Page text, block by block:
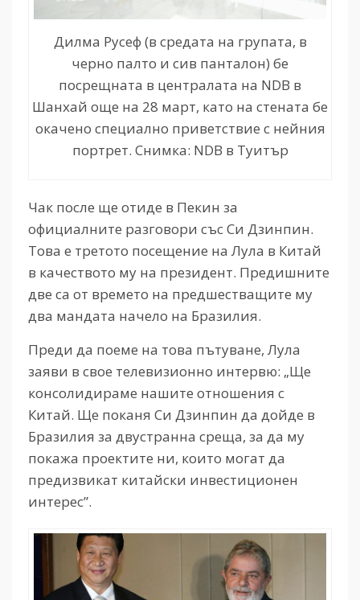
Дилма Русеф (в средата на групата, в
черно палто и сив панталон) бе
посрещната в централата на NDB в
Шанхай още на 28 март, като на стената бе
окачено специално приветствие с нейния
портрет. Снимка: NDB в Туитър
Чак после ще отиде в Пекин за
официалните разговори със Си Дзинпин.
Това е третото посещение на Лула в Китай
в качеството му на президент. Предишните
две са от времето на предшестващите му
два мандата начело на Бразилия.
Преди да поеме на това пътуване, Лула
заяви в свое телевизионно интервю: „Ще
консолидираме нашите отношения с
Китай. Ще поканя Си Дзинпин да дойде в
Бразилия за двустранна среща, за да му
покажа проектите ни, които могат да
предизвикат китайски инвестиционен
интерес”.